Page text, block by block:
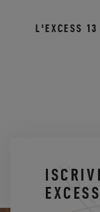
L'EXCESS
EXCESS